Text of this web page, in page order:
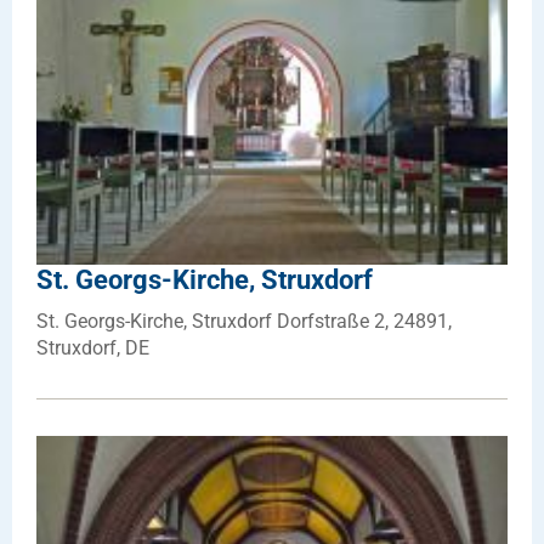
St. Georgs-Kirche, Struxdorf
St. Georgs-Kirche, Struxdorf Dorfstraße 2, 24891,
Struxdorf, DE